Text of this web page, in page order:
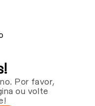
Por favor,
ou volte